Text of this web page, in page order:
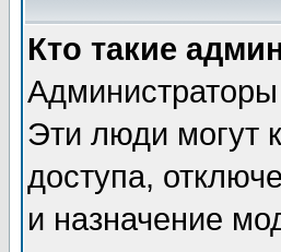
Кто такие
Эти люди могут
доступа,
и назначение